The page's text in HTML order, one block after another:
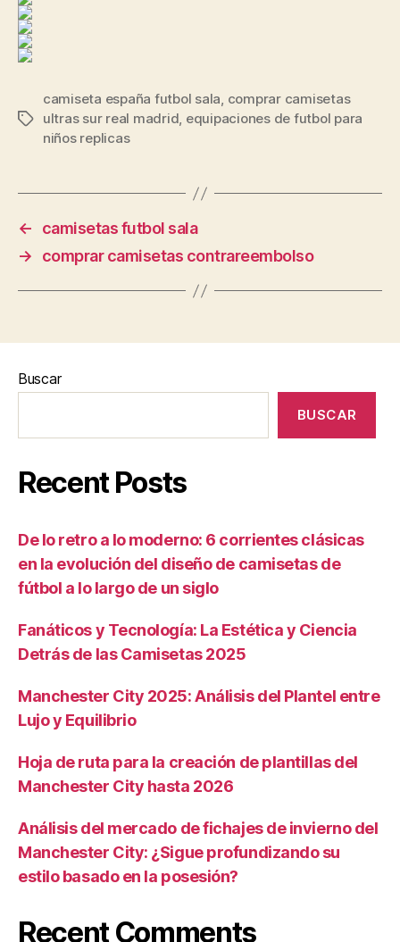
Etiquetas
camiseta españa futbol sala, comprar camisetas
ultras sur real madrid, equipaciones de futbol para
niños replicas
←
camisetas futbol sala
→
comprar camisetas contrareembolso
Buscar
BUSCAR
Recent Posts
De lo retro a lo moderno: 6 corrientes clásicas
en la evolución del diseño de camisetas de
fútbol a lo largo de un siglo
Fanáticos y Tecnología: La Estética y Ciencia
Detrás de las Camisetas 2025
Manchester City 2025: Análisis del Plantel entre
Lujo y Equilibrio
Hoja de ruta para la creación de plantillas del
Manchester City hasta 2026
Análisis del mercado de fichajes de invierno del
Manchester City: ¿Sigue profundizando su
estilo basado en la posesión?
Recent Comments